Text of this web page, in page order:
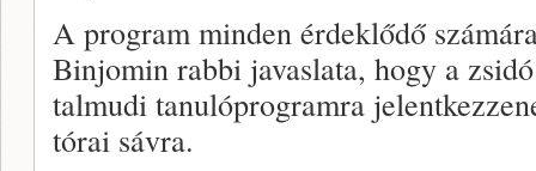
A program minden érdeklődő
Binjomin rabbi javaslata, hogy a
talmudi tanulóprogramra
tórai sávra.